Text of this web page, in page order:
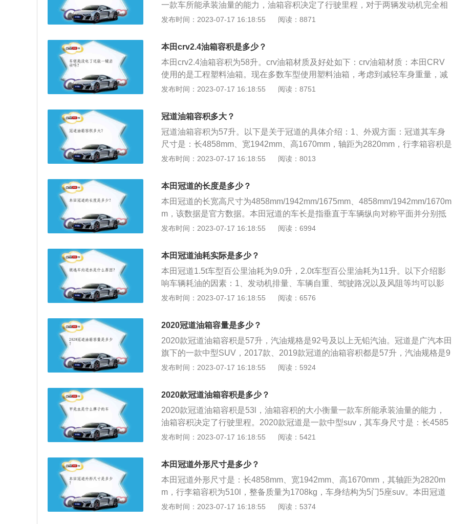
一款车所能承装油量的能力，油箱容积决定了行驶里程，对于两辆发动机完全相
同的汽车来说，油箱越大跑得越远。本田cb190r外观介绍：重量集中化设计，将
与隐藏式排气管的造型。采用一种适中的姿势，无论在城市运动或者长途驾驶，
都感觉一样的舒适。并且在乘骑的时候会明显感受到视野非常宽广，有强烈的向
前冲刺感，路上的风景一览无遗，会有一种不一样的浮游驾驶感受。
发布时间：2023-07-17 16:18:55 阅读：8871
本田crv2.4油箱容积是多少？
本田crv2.4油箱容积为58升。crv油箱材质及好处如下：crv油箱材质：本田CRV
使用的是工程塑料油箱。现在多数车型使用塑料油箱，考虑到减轻车身重量，减
少油耗，是随大流的一种趋势。工程塑料油箱的好处：汽车油箱用料的铁塑之争
发生断裂，导致燃油泄漏，存在起火爆炸的不良因素。相对于铁质油箱，塑料油
箱是一次性吹塑成型，工程塑料材质的抗冲击和防变形开裂性能也更好。虽然成
本更高，但安全性更强。
发布时间：2023-07-17 16:18:55 阅读：8751
冠道油箱容积多大？
冠道油箱容积为57升。以下是关于冠道的具体介绍：1、外观方面：冠道其车身
尺寸是：长4858mm、宽1942mm、高1670mm，轴距为2820mm，行李箱容积是
510l，整备质量是1708kg。2、动力方面：本田冠道搭载的是1.5l4缸涡轮增压发
匹配的是无级变速箱。
发布时间：2023-07-17 16:18:55 阅读：8013
本田冠道的长度是多少？
本田冠道的长宽高尺寸为4858mm/1942mm/1675mm、4858mm/1942mm/1670m
m，该数据是官方数据。本田冠道的车长是指垂直于车辆纵向对称平面并分别抵
靠在汽车前、后最外端突出部位的两垂直间的距离；车宽是指平行于车辆纵向对
车辆最高点与车辆支承平面之间的距离。本田冠道的涡轮增压发动机拥有200kw
的最大功率和370牛米的最大扭矩，这款发动机的最大马力为272匹，最大扭矩转
速为2250到4500转每分钟。搭载了缸内直喷技术，并且使用了铝合金缸盖缸体。
与这款发动机匹配的是9挡手自一体变速箱。国家关于汽车的尺寸有相关规定，
根据发行的国家标准《GB1589-89》中提到，车辆的总宽不包括后视镜，汽车宽
中，汽车宽度数据的意义在于在超车的时候能提供足够的空间，不会因为宽度太
大而导致超车过程中发生意外事故或者发生道路的标线比汽车的宽度要窄的情
况，另外，国家规定车辆的总宽不能超过2.5m，以符合相关公共道路的使用需
发布时间：2023-07-17 16:18:55 阅读：6994
本田冠道油耗实际是多少？
本田冠道1.5t车型百公里油耗为9.0升，2.0t车型百公里油耗为11升。以下介绍影
响车辆耗油的因素：1、发动机排量、车辆自重、驾驶路况以及风阻等均可以影
响油耗，即便是同一辆汽车，行驶习惯不同，车辆的耗油情况同样不同；2、假
不等；3、车辆驾驶的路况也可能会影响车辆的耗油，假如在路况较差的路段驾
驶，发动机造成的负荷较大，需要消耗的燃油也就会更多。
发布时间：2023-07-17 16:18:55 阅读：6576
2020冠道油箱容量是多少？
2020款冠道油箱容积是57升，汽油规格是92号及以上无铅汽油。冠道是广汽本田
旗下的一款中型SUV，2017款、2019款冠道的油箱容积都是57升，汽油规格是9
2号及以上无铅汽油。车主如果想了解油箱的剩余油量，可以观察油表盘右侧的
油量充足。油箱的保养如下：放出油箱内的积水和垢物，检查油管接头与开关等
处有没有渗漏油现象。对装有空气阀和蒸气阀的油箱盖，还应检查其通气孔是否
畅通。加油口的滤网应保持完好，以免加油时杂质进入油箱里，堵塞油路。加油
口盖的密封垫圏也应完好，以免在行车时油箱内的油溢出。
发布时间：2023-07-17 16:18:55 阅读：5924
2020款冠道油箱容积是多少？
2020款冠道油箱容积是53l，油箱容积的大小衡量一款车所能承装油量的能力，
油箱容积决定了行驶里程。2020款冠道是一款中型suv，其车身尺寸是：长4585
mm、宽1942mm、高1670mm，轴距为2820mm，行李箱容积为510l，整备质量
率是142kw，最大扭矩是243nm，与其匹配的是无极变速箱。
发布时间：2023-07-17 16:18:55 阅读：5421
本田冠道外形尺寸是多少？
本田冠道外形尺寸是：长4858mm、宽1942mm、高1670mm，其轴距为2820m
m，行李箱容积为510l，整备质量为1708kg，车身结构为5门5座suv。本田冠道
搭载了1.5t涡轮增压发动机，最大功率是142千瓦，最大功率转速是每分钟5600
发布时间：2023-07-17 16:18:55 阅读：5374